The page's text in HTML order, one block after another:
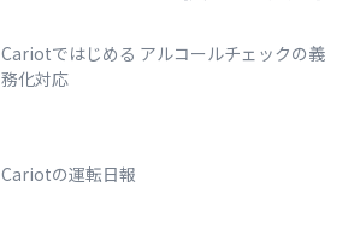
Cariotではじめる アルコールチェックの義
務化対応
Cariotの運転日報